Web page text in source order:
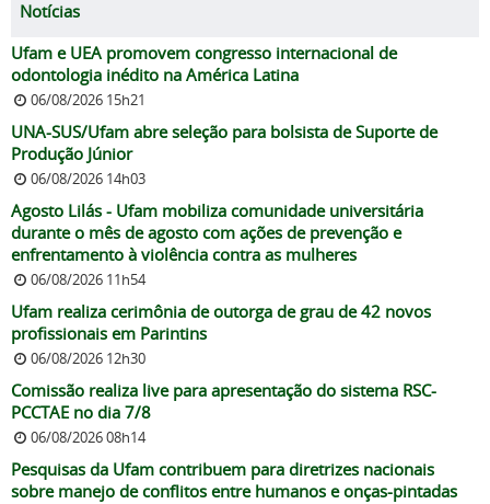
Notícias
Ufam e UEA promovem congresso internacional de
odontologia inédito na América Latina
06/08/2026 15h21
UNA-SUS/Ufam abre seleção para bolsista de Suporte de
Produção Júnior
06/08/2026 14h03
Agosto Lilás - Ufam mobiliza comunidade universitária
durante o mês de agosto com ações de prevenção e
enfrentamento à violência contra as mulheres
06/08/2026 11h54
Ufam realiza cerimônia de outorga de grau de 42 novos
profissionais em Parintins
06/08/2026 12h30
Comissão realiza live para apresentação do sistema RSC-
PCCTAE no dia 7/8
06/08/2026 08h14
Pesquisas da Ufam contribuem para diretrizes nacionais
sobre manejo de conflitos entre humanos e onças-pintadas